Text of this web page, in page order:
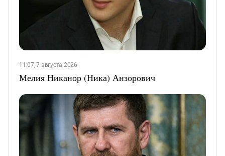
11:07, 7 августа 2026
Мелия Никанор (Ника) Анзорович